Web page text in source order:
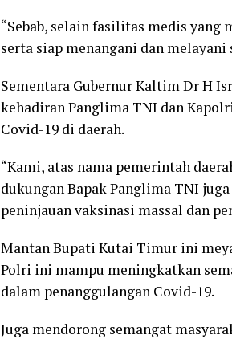
“Sebab, selain fasilitas medis yang
serta siap menangani dan
Sementara Gubernur Kaltim Dr H
kehadiran Panglima TNI dan
Covid-19 di daerah.
“Kami, atas nama pemerintah
dukungan Bapak Panglima TNI
peninjauan vaksinasi massal dan
Mantan Bupati Kutai Timur ini
Polri ini mampu meningkatkan
dalam penanggulangan Covid-19.
Juga mendorong semangat